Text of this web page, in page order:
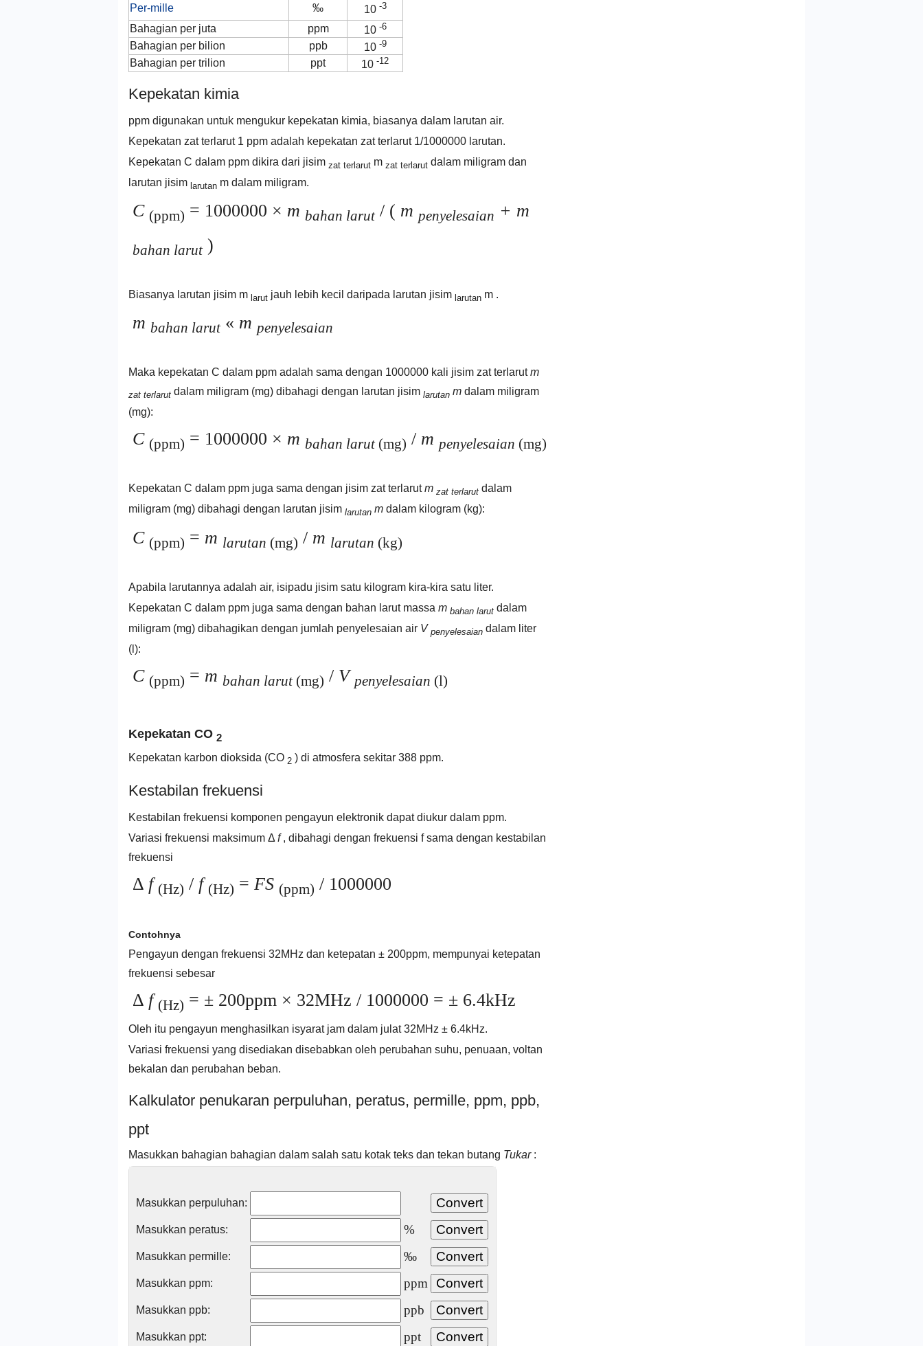
Per-mille ‰ 10 -3
Bahagian per juta ppm 10 -6
Bahagian per bilion ppb 10 -9
Bahagian per trilion ppt 10 -12
Kepekatan kimia
ppm digunakan untuk mengukur kepekatan kimia, biasanya dalam larutan air.
Kepekatan zat terlarut 1 ppm adalah kepekatan zat terlarut 1/1000000 larutan.
Kepekatan C dalam ppm dikira dari jisim zat terlarut m zat terlarut dalam miligram dan
larutan jisim larutan m dalam miligram.
C (ppm) = 1000000 × m bahan larut/ ( m penyelesaian + m
bahan larut)
Biasanya larutan jisim m larut jauh lebih kecil daripada larutan jisim larutan m .
m bahan larut« m penyelesaian
Maka kepekatan C dalam ppm adalah sama dengan 1000000 kali jisim zat terlarutm
zat terlarut dalam miligram (mg) dibahagi dengan larutan jisim larutan m dalam miligram
(mg):
C (ppm) = 1000000 × m bahan larut(mg) / m penyelesaian (mg)
Kepekatan C dalam ppm juga sama dengan jisim zat terlarutm zat terlarut dalam
miligram (mg) dibahagi dengan larutan jisim larutan m dalam kilogram (kg):
C (ppm) = m larutan (mg) / m larutan (kg)
Apabila larutannya adalah air, isipadu jisim satu kilogram kira-kira satu liter.
Kepekatan C dalam ppm juga sama dengan bahan larut massa m bahan larut dalam
miligram (mg) dibahagikan dengan jumlah penyelesaian air V penyelesaian dalam liter
(l):
C (ppm) = m bahan larut(mg) / Vpenyelesaian (l)
Kepekatan CO 2
Kepekatan karbon dioksida (CO 2 ) di atmosfera sekitar 388 ppm.
Kestabilan frekuensi
Kestabilan frekuensi komponen pengayun elektronik dapat diukur dalam ppm.
Variasi frekuensi maksimum Δ f, dibahagi dengan frekuensi f sama dengan kestabilan
frekuensi
Δ f(Hz) / f(Hz) = FS (ppm) / 1000000
Contohnya
Pengayun dengan frekuensi 32MHz dan ketepatan ± 200ppm, mempunyai ketepatan
frekuensi sebesar
Δ f(Hz) = ± 200ppm × 32MHz / 1000000 = ± 6.4kHz
Oleh itu pengayun menghasilkan isyarat jam dalam julat 32MHz ± 6.4kHz.
Variasi frekuensi yang disediakan disebabkan oleh perubahan suhu, penuaan, voltan
bekalan dan perubahan beban.
Kalkulator penukaran perpuluhan, peratus, permille, ppm, ppb,
ppt
Masukkan bahagian bahagian dalam salah satu kotak teks dan tekan butang Tukar:
Masukkan perpuluhan:
Masukkan peratus: %
Masukkan permille: ‰
Masukkan ppm: ppm
Masukkan ppb: ppb
Masukkan ppt: ppt